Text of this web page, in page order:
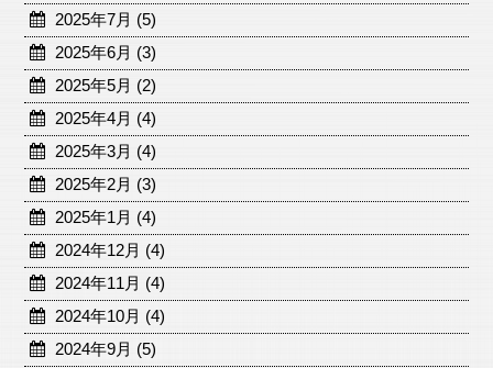
2025年7月 (5)
2025年6月 (3)
2025年5月 (2)
2025年4月 (4)
2025年3月 (4)
2025年2月 (3)
2025年1月 (4)
2024年12月 (4)
2024年11月 (4)
2024年10月 (4)
2024年9月 (5)